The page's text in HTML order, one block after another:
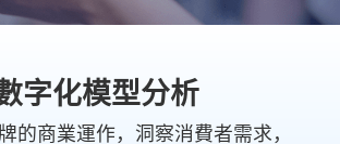
字化模型分析
的商業運作，洞察消費者需求，